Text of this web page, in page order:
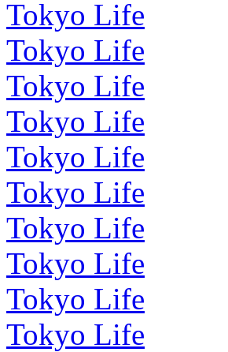
Tokyo Life
Tokyo Life
Tokyo Life
Tokyo Life
Tokyo Life
Tokyo Life
Tokyo Life
Tokyo Life
Tokyo Life
Tokyo Life